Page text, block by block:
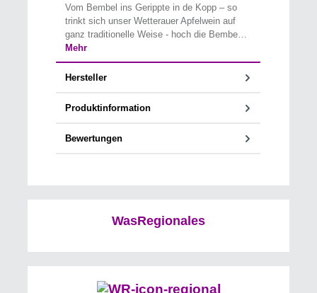
Vom Bembel ins Gerippte in de Kopp – so
trinkt sich unser Wetterauer Apfelwein auf
ganz traditionelle Weise - hoch die Bembe…
Mehr
Hersteller
Produktinformation
Bewertungen
WasRegionales